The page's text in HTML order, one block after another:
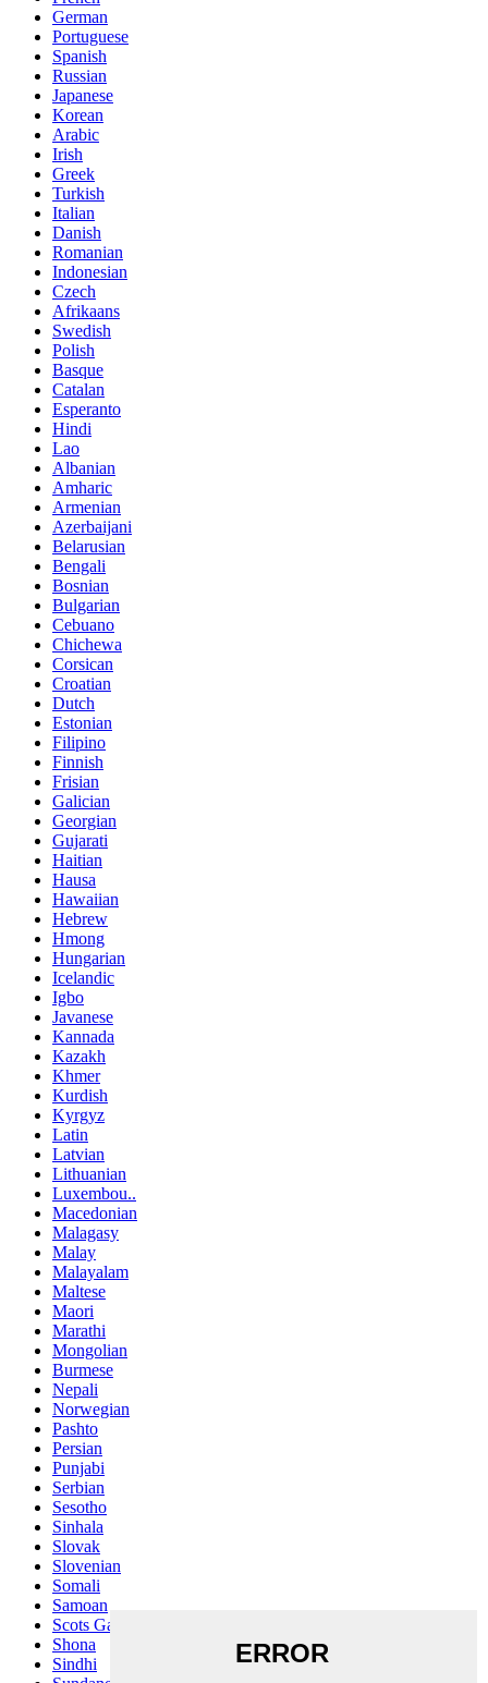
German
Portuguese
Spanish
Russian
Japanese
Korean
Arabic
Irish
Greek
Turkish
Italian
Danish
Romanian
Indonesian
Czech
Afrikaans
Swedish
Polish
Basque
Catalan
Esperanto
Hindi
Lao
Albanian
Amharic
Armenian
Azerbaijani
Belarusian
Bengali
Bosnian
Bulgarian
Cebuano
Chichewa
Corsican
Croatian
Dutch
Estonian
Filipino
Finnish
Frisian
Galician
Georgian
Gujarati
Haitian
Hausa
Hawaiian
Hebrew
Hmong
Hungarian
Icelandic
Igbo
Javanese
Kannada
Kazakh
Khmer
Kurdish
Kyrgyz
Latin
Latvian
Lithuanian
Luxembou..
Macedonian
Malagasy
Malay
Malayalam
Maltese
Maori
Marathi
Mongolian
Burmese
Nepali
Norwegian
Pashto
Persian
Punjabi
Serbian
Sesotho
Sinhala
Slovak
Slovenian
Somali
Samoan
Scots Gaelic
Shona
Sindhi